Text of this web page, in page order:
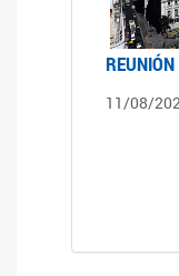
11/08/